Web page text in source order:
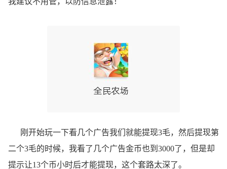
刚开始玩一下看几个广告我们就能提现3毛，然后提现第
二个3毛的时候，我看了几个广告金币也到3000了，但是却
提示让13个币小时后才能提现，这个套路太深了。